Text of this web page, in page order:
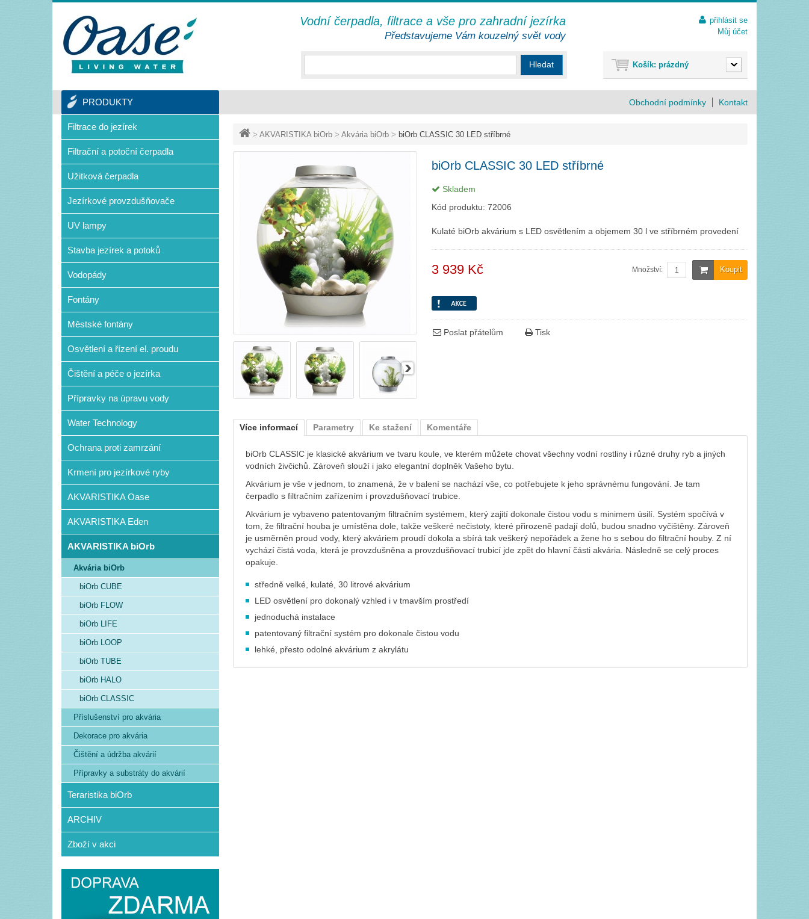
> AKVARISTIKA biOrb > Akvária biOrb > biOrb CLASSIC 30 LED stříbrné
biOrb CLASSIC 30 LED stříbrné
Skladem
Kód produktu: 72006
Kulaté biOrb akvárium s LED osvětlením a objemem 30 l ve stříbrném provedení
3 939 Kč Koupit
Množství:
Poslat přátelům Tisk
Více informací Parametry Ke stažení Komentáře
biOrb CLASSIC je klasické akvárium ve tvaru koule, ve kterém můžete chovat všechny vodní rostliny i různé druhy ryb a jiných
vodních živčichů. Zároveň slouží i jako elegantní doplněk Vašeho bytu.
Akvárium je vše v jednom, to znamená, že v balení se nachází vše, co potřebujete k jeho správnému fungování. Je tam
čerpadlo s filtračním zařízením i provzdušňovací trubice.
Akvárium je vybaveno patentovaným filtračním systémem, který zajití dokonale čistou vodu s minimem úsilí. Systém spočívá v
tom, že filtrační houba je umístěna dole, takže veškeré nečistoty, které přirozeně padají dolů, budou snadno vyčištěny. Zároveň
je usměrněn proud vody, který akváriem proudí dokola a sbírá tak veškerý nepořádek a žene ho s sebou do filtrační houby. Z ní
vychází čistá voda, která je provzdušněna a provzdušňovací trubicí jde zpět do hlavní části akvária. Následně se celý proces
opakuje.
středně velké, kulaté, 30 litrové akvárium
LED osvětlení pro dokonalý vzhled i v tmavším prostředí
jednoduchá instalace
patentovaný filtrační systém pro dokonale čistou vodu
lehké, přesto odolné akvárium z akrylátu
PRODUKTY
Filtrace do jezírek
Filtrační a potoční čerpadla
Užitková čerpadla
Jezírkové provzdušňovače
UV lampy
Stavba jezírek a potoků
Vodopády
Fontány
Městské fontány
Osvětlení a řízení el. proudu
Čištění a péče o jezírka
Přípravky na úpravu vody
Water Technology
Ochrana proti zamrzání
Krmení pro jezírkové ryby
AKVARISTIKA Oase
AKVARISTIKA Eden
AKVARISTIKA biOrb
Akvária biOrb
biOrb CUBE
biOrb FLOW
biOrb LIFE
biOrb LOOP
biOrb TUBE
biOrb HALO
biOrb CLASSIC
Příslušenství pro akvária
Dekorace pro akvária
Čištění a údržba akvárií
Přípravky a substráty do akvárií
Teraristika biOrb
ARCHIV
Zboží v akci
Obchodní podmínky Kontakt
Hledat
přihlásit se
Můj účet
Košík: prázdný
Vodní čerpadla, filtrace a vše pro zahradní jezírka
Představujeme Vám kouzelný svět vody